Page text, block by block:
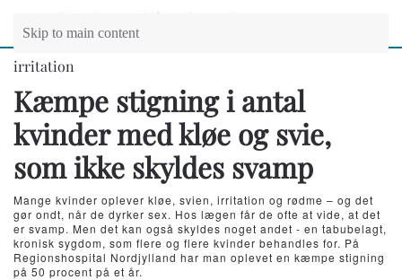
Skip to main content
irritation
Kæmpe stigning i antal
kvinder med kløe og svie,
som ikke skyldes svamp
Mange kvinder oplever kløe, svien, irritation og rødme – og det
gør ondt, når de dyrker sex. Hos lægen får de ofte at vide, at det
er svamp. Men det kan også skyldes noget andet - en tabubelagt,
kronisk sygdom, som flere og flere kvinder behandles for. På
Regionshospital Nordjylland har man oplevet en kæmpe stigning
på 50 procent på et år.